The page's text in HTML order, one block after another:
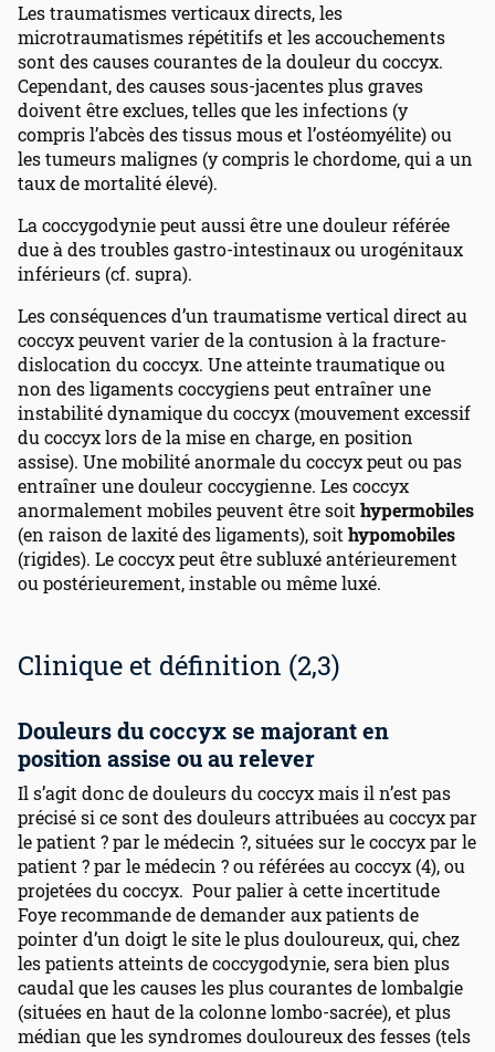
Les traumatismes verticaux directs, les
microtraumatismes répétitifs et les accouchements
sont des causes courantes de la douleur du coccyx.
Cependant, des causes sous-jacentes plus graves
doivent être exclues, telles que les infections (y
compris l’abcès des tissus mous et l’ostéomyélite) ou
les tumeurs malignes (y compris le chordome, qui a un
taux de mortalité élevé).
La coccygodynie peut aussi être une douleur référée
due à des troubles gastro-intestinaux ou urogénitaux
inférieurs (cf. supra).
Les conséquences d’un traumatisme vertical direct au
coccyx peuvent varier de la contusion à la fracture-
dislocation du coccyx. Une atteinte traumatique ou
non des ligaments coccygiens peut entraîner une
instabilité dynamique du coccyx (mouvement excessif
du coccyx lors de la mise en charge, en position
assise). Une mobilité anormale du coccyx peut ou pas
entraîner une douleur coccygienne. Les coccyx
anormalement mobiles peuvent être soithypermobiles
(en raison de laxité des ligaments), soithypomobiles
(rigides). Le coccyx peut être subluxé antérieurement
ou postérieurement, instable ou même luxé.
Clinique et définition (2,3)
Douleurs du coccyx se majorant en
position assise ou au relever
Il s’agit donc de douleurs du coccyx mais il n’est pas
précisé si ce sont des douleurs attribuées au coccyx par
le patient ? par le médecin ?, situées sur le coccyx par le
patient ? par le médecin ? ou référées au coccyx (4), ou
projetées du coccyx. Pour palier à cette incertitude
Foye recommande de demander aux patients de
pointer d’un doigt le site le plus douloureux, qui, chez
les patients atteints de coccygodynie, sera bien plus
caudal que les causes les plus courantes de lombalgie
(situées en haut de la colonne lombo-sacrée), et plus
médian que les syndromes douloureux des fesses (tels